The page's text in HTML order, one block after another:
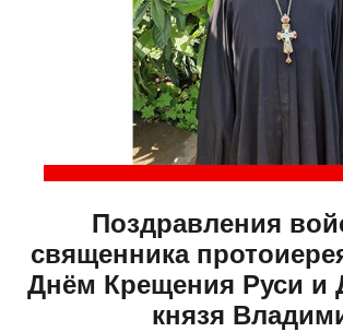
Поздравления
священника
Днём Крещения Руси и
князя